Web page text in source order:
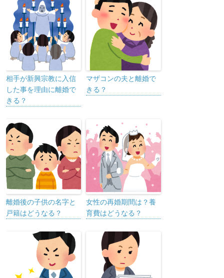
相手が新興宗教に入信
した事を理由に離婚で
きる？
マザコンの夫と離婚で
きる？
離婚後の子供の名字と
戸籍はどうなる？
女性の再婚期間は？養
育費はどうなる？